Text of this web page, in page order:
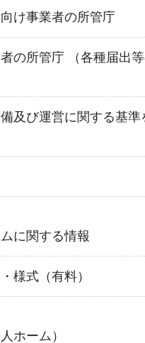
け事業者の所管庁
の所管庁 （各種届出
及び運営に関する基
に関する情報
様式（有料）
ホーム）